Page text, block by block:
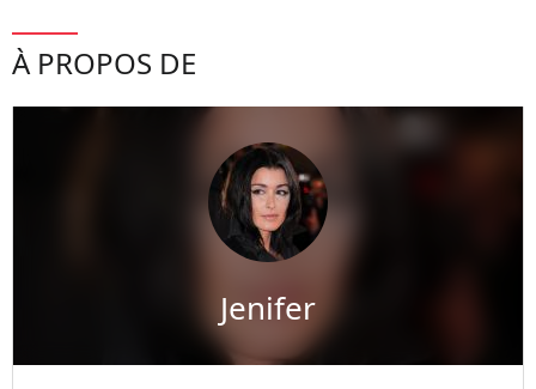
À PROPOS DE
Jenifer